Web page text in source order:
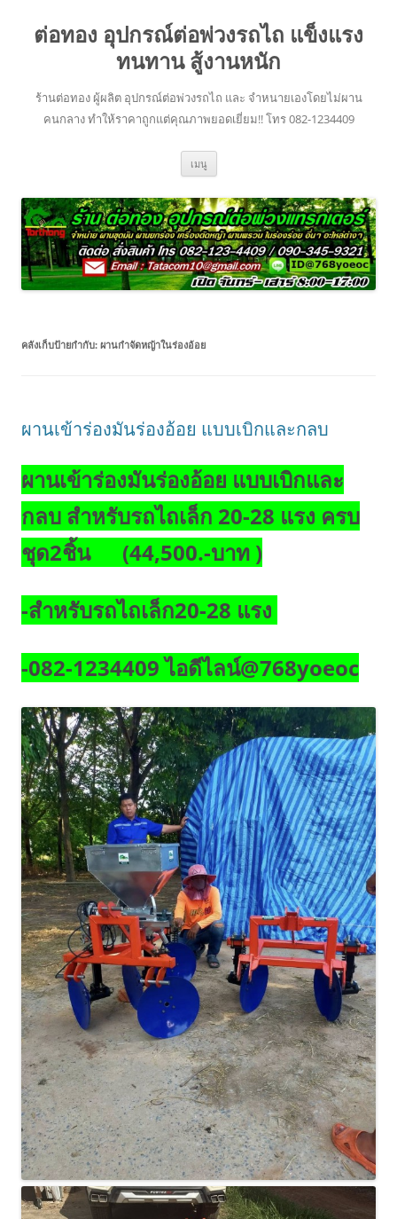
เนื้อหา
ต่อทอง อุปกรณ์ต่อพ่วงรถไถ แข็งแรง
ทนทาน สู้งานหนัก
ร้านต่อทอง ผู้ผลิต อุปกรณ์ต่อพ่วงรถไถ และ จำหนายเองโดยไม่ผาน
คนกลาง ทำให้ราคาถูกแต่คุณภาพยอดเยี่ยม!! โทร 082-1234409
เมนู
คลังเก็บป้ายกำกับ: ผานกำจัดหญ้าในร่องอ้อย
ผานเข้าร่องมันร่องอ้อย แบบเบิกและกลบ
ผานเข้าร่องมันร่องอ้อย แบบเบิกและ
กลบ สำหรับรถไถเล็ก 20-28 แรง ครบ
ชุด2ชิ้น (44,500.-บาท )
-สำหรับรถไถเล็ก20-28 แรง
-082-1234409 ไอดีไลน์@768yoeoc